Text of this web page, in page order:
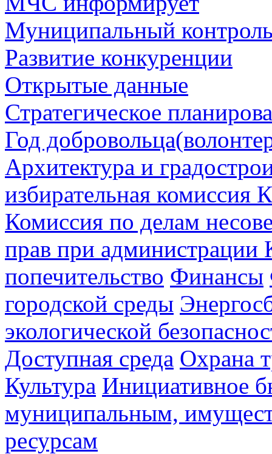
Муниципальный
Развитие конкуренции
Открытые данные
Стратегическое
Год
Архитектура и
избирательная комиссия
Комиссия по делам
прав при администрации
попечительство Финансы
городской среды
экологической
Доступная среда Охрана
Культура Инициативное
муниципальным,
ресурсам